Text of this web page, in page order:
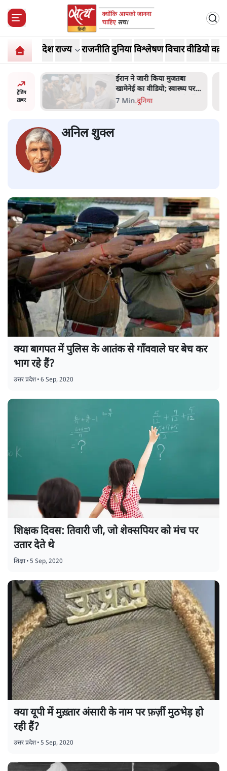
देशराज्य राजनीतिदुनियाविश्लेषणविचारवीडियो
ट्रेंडिंग
ख़बर
आए हैं
ईरान ने जारी किया मुजतबा
खामेनेई का वीडियो; स्वास्थ्य पर
इसराइली मीडिया में चल रही थीं
अफवाहें
7 Min.दुनिया
अनिल शुक्ल
क्या बागपत में पुलिस के आतंक से गाँववाले घर बेच कर
भाग रहे हैं?
उत्तर प्रदेश•6 Sep, 2020
शिक्षक दिवस: तिवारी जी, जो शेक्सपियर को मंच पर
उतार देते थे
शिक्षा•5 Sep, 2020
क्या यूपी में मुख़्तार अंसारी के नाम पर फ़र्ज़ी मुठभेड़ हो
रही हैं?
उत्तर प्रदेश•5 Sep, 2020